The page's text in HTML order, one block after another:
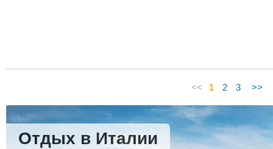
<< 1 2 3 >>
Отдых в Италии